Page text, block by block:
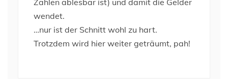
Zahlen ablesbar ist) und damit die Gelder
wendet.
…nur ist der Schnitt wohl zu hart.
Trotzdem wird hier weiter geträumt, pah!